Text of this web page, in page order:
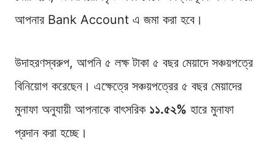
আপনার Bank Account এ জমা করা হবে।
উদাহরণস্বরুপ, আপনি ৫ লক্ষ টাকা ৫ বছর মেয়াদে সঞ্চয়পত্রে
বিনিয়োগ করেছেন। এক্ষেত্রে সঞ্চয়পত্রের ৫ বছর মেয়াদের
মুনাফা অনুযায়ী আপনাকে বাৎসরিক ১১.৫২% হারে মুনাফা
প্রদান করা হচ্ছে।